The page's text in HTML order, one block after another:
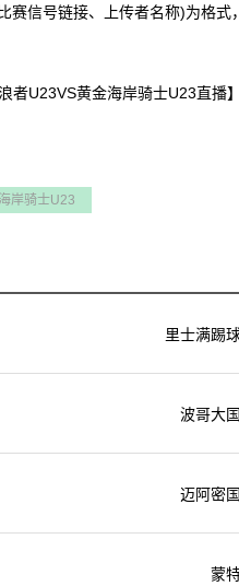
信号链接、上传者名称)为格
U23VS黄金海岸骑士U23直
岸骑士U23
里士满踢
波哥大
迈阿密
蒙